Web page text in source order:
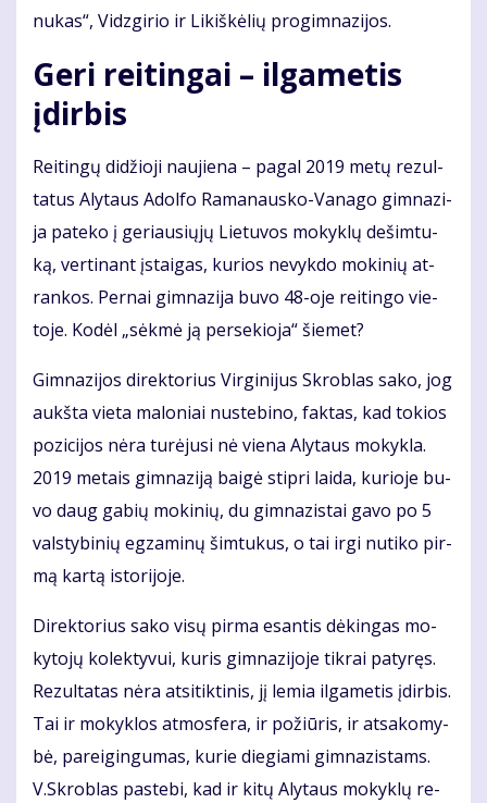
nu­kas“, Vidz­gi­rio ir Li­kiš­kė­lių pro­gim­na­zi­jos.
Ge­ri rei­tin­gai – il­ga­me­tis
įdir­bis
Rei­tin­gų di­džio­ji nau­jie­na – pa­gal 2019 me­tų re­zul­
ta­tus Aly­taus Adol­fo Ra­ma­naus­ko-Va­na­go gim­na­zi­
ja pa­te­ko į ge­riau­sių­jų Lie­tu­vos mo­kyk­lų de­šim­tu­
ką, ver­ti­nant įstai­gas, ku­rios ne­vyk­do mo­ki­nių at­
ran­kos. Per­nai gim­na­zi­ja bu­vo 48-oje rei­tin­go vie­
to­je. Ko­dėl „sėk­mė ją per­se­kio­ja“ šie­met?
Gim­na­zi­jos di­rek­to­rius Vir­gi­ni­jus Skrob­las sa­ko, jog
aukš­ta vie­ta ma­lo­niai nu­ste­bi­no, fak­tas, kad to­kios
po­zi­ci­jos nė­ra tu­rė­ju­si nė vie­na Aly­taus mo­kyk­la.
2019 me­tais gim­na­zi­ją bai­gė stip­ri lai­da, ku­rio­je bu­
vo daug ga­bių mo­ki­nių, du gim­na­zis­tai ga­vo po 5
vals­ty­bi­nių eg­za­mi­nų šim­tu­kus, o tai ir­gi nu­ti­ko pir­
mą kar­tą is­to­ri­jo­je.
Di­rek­to­rius sa­ko vi­sų pir­ma esan­tis dė­kin­gas mo­
ky­to­jų ko­lek­ty­vui, ku­ris gim­na­zi­jo­je tik­rai pa­ty­ręs.
Re­zul­ta­tas nė­ra at­si­tik­ti­nis, jį le­mia il­ga­me­tis įdir­bis.
Tai ir mo­kyk­los at­mo­sfe­ra, ir po­žiū­ris, ir at­sa­ko­my­
bė, pa­rei­gin­gu­mas, ku­rie die­gia­mi gim­na­zis­tams.
V.Skrob­las pa­ste­bi, kad ir ki­tų Aly­taus mo­kyk­lų re­